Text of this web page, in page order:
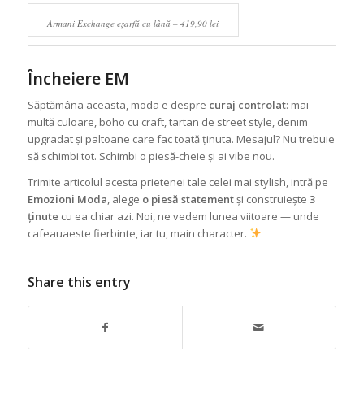
Armani Exchange eșarfă cu lână – 419,90 lei
Încheiere EM
Săptămâna aceasta, moda e despre curaj controlat: mai
multă culoare, boho cu craft, tartan de street style, denim
upgradat și paltoane care fac toată ținuta. Mesajul? Nu trebuie
să schimbi tot. Schimbi o piesă-cheie și ai vibe nou.
Trimite articolul acesta prietenei tale celei mai stylish, intră pe
Emozioni Moda, alege o piesă statementși construiește 3
ținute cu ea chiar azi. Noi, ne vedem lunea viitoare — unde
cafeauaeste fierbinte, iar tu, main character.
Share this entry